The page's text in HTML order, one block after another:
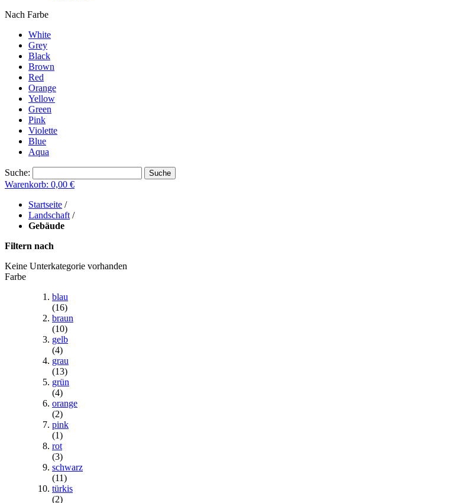
Nach Farbe
White
Grey
Black
Brown
Red
Orange
Yellow
Green
Pink
Violette
Blue
Aqua
Suche: Suche
Warenkorb: 0,00 €
Startseite /
Landschaft /
Gebäude
Filtern nach
Keine Unterkategorie vorhanden
Farbe
blau
(16)
braun
(10)
gelb
(4)
grau
(13)
grün
(4)
orange
(2)
pink
(1)
rot
(3)
schwarz
(11)
türkis
(2)